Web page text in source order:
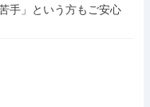
手」という方もご安心